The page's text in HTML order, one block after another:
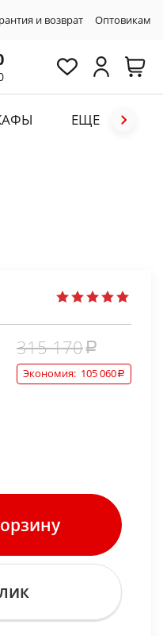
и возврат Оптовикам
ЕЩЕ
315 170
Экономия: 105 060